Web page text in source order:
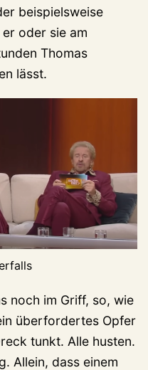
beispielsweise
oder sie am
Thomas
lässt.
noch im Griff, so, wie
überfordertes Opfer
tunkt. Alle husten.
Allein, dass einem